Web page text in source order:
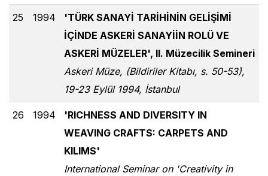
25 1994
'TÜRK SANAYİ TARİHİNİN GELİŞİMİ
İÇİNDE ASKERİ SANAYİİN ROLÜ VE
ASKERİ MÜZELER', II. Müzecilik Semineri
Askeri Müze, (Bildiriler Kitabı, s. 50-53),
19-23 Eylül 1994, İstanbul
26 1994
'RICHNESS AND DIVERSITY IN
WEAVING CRAFTS: CARPETS AND
KILIMS'
International Seminar on 'Creativity in